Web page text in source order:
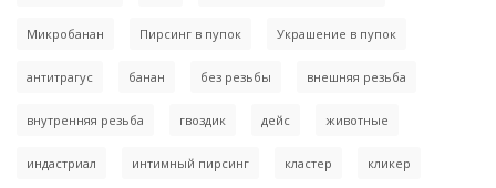
Микробанан Пирсинг в пупок Украшение в пупок
антитрагус банан без резьбы внешняя резьба
внутренняя резьба гвоздик дейс животные
индастриал интимный пирсинг кластер кликер